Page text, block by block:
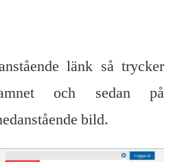
länk så trycker
och sedan på
bild.